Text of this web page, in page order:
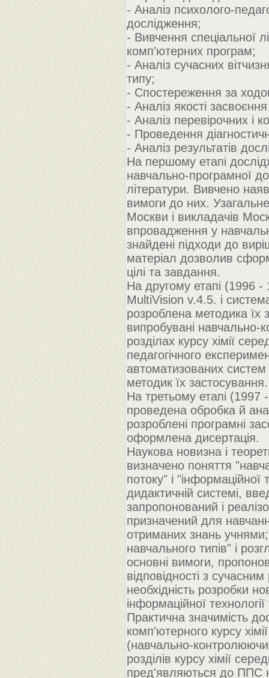
- Аналіз психолого-
дослідження;
- Вивчення спеціальної
комп'ютерних програм;
- Аналіз сучасних
типу;
- Спостереження за
- Аналіз якості
- Аналіз перевірочних і
- Проведення
- Аналіз результатів
На першому етапі
навчально-програмної
літератури. Вивчено
вимоги до них.
Москви і викладачів
впровадження у
знайдені підходи до
матеріал дозволив
цілі та завдання.
На другому етапі (1996
MultiVision v.4.5. і
розроблена методика їх
випробувані
розділах курсу хімії
педагогічного
автоматизованих
методик їх застосування.
На третьому етапі
проведена обробка й
розроблені програмні
оформлена дисертація.
Наукова новизна і
визначено поняття
потоку" і
дидактичній системі,
запропонований і
призначений для
отриманих знань
навчального типів" і
основні вимоги,
відповідності з
необхідність розробки
інформаційної
Практична значимість
комп'ютерного курсу
(навчально-
розділів курсу хімії
пред'являються до ППС